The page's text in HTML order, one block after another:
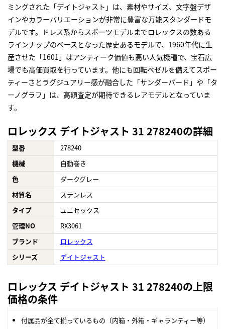
ミングされた「デイトジャスト」は、素材やサイズ、文字盤デザ
インやカラーバリエーションが非常に豊富な万能スタンダードモ
デルです。ドレス系からスポーツモデルまでロレックスの数ある
ラインナップのベースとなった歴史あるモデルで、1960年代に生
産させた「1601」はアンティーク価値も高い人気機種で、宝石広
場でも高価買取を行っています。他にも回転ベゼルを備えてスポー
ティーさとラグジュアリー感が融合した「サンダーバード」や「タ
ーノグラフ」は、高額査定が期待できるレアモデルとなっていま
す。
ロレックス デイトジャスト 31 278240の詳細
型番
278240
機械
自動巻き
色
ダークグレー
材質名
ステンレス
タイプ
ユニセックス
管理NO
RX3061
ブランド
ロレックス
シリーズ
デイトジャスト
ロレックス デイトジャスト 31 278240の上限
価格の条件
付属品が全て揃っているもの（内箱・外箱・ギャランティー等）